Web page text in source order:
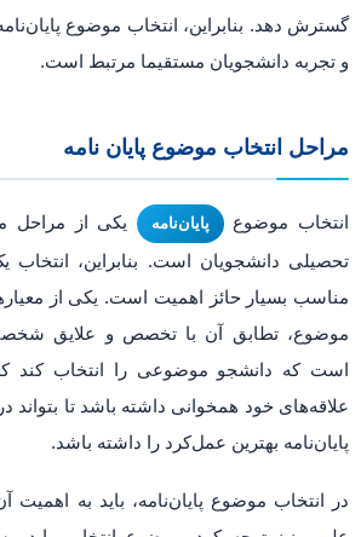
گسترش دهد. بنابراین، انتخاب موضوع
و تجربه دانشجویان مستقیما مرتبط است.
مراحل انتخاب موضوع پایان نامه
انتخاب موضوع پایان‌نامه
یکی از مراحل
تحصیلی دانشجویان است. بنابراین،
مناسب بسیار حائز اهمیت است. یکی از
موضوع، تطابق آن با تخصص و علایق
است که دانشجو موضوعی را انتخاب کند
علاقه‌های خود همخوانی داشته باشد تا
پایان‌نامه بهترین عمل‌کرد را داشته باشد.
در انتخاب موضوع پایان‌نامه، باید به اهمیت